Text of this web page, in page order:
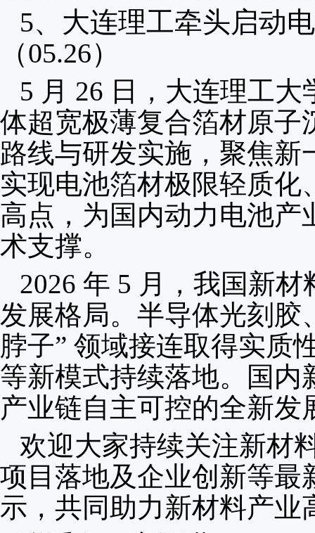
5、 大连理工牵头启动
（05.26）
5 月 26 日，大连理工
体超宽极薄复合箔材原子
路线与研发实施，聚焦
实现电池箔材极限轻质
高点，为国内动力电池产
术支撑。
2026 年 5 月，我国新
发展格局。半导体光刻胶
脖子” 领域接连取得实质
等新模式持续落地。国内
产业链自主可控的全新发
欢迎大家持续关注新材
项目落地及企业创新等最
示，共同助力新材料产业